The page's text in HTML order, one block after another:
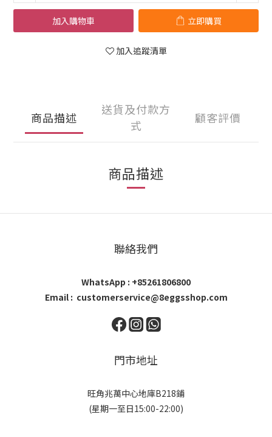
加入購物車 立即購買
加入追蹤清單
商品描述
送貨及付款方
式
顧客評價
商品描述
聯絡我們
WhatsApp : +85261806800
Email : customerservice@8eggsshop.com
門市地址
旺角兆萬中心地庫B218鋪
(星期一至日15:00-22:00)